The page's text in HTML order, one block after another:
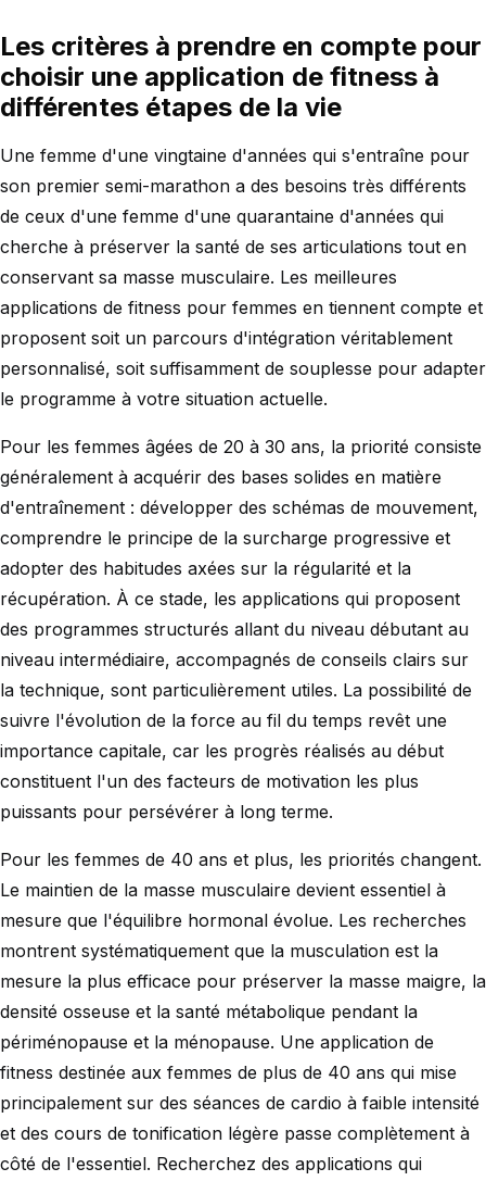
Les critères à prendre en compte pour
choisir une application de fitness à
différentes étapes de la vie
Une femme d'une vingtaine d'années qui s'entraîne pour
son premier semi-marathon a des besoins très différents
de ceux d'une femme d'une quarantaine d'années qui
cherche à préserver la santé de ses articulations tout en
conservant sa masse musculaire. Les meilleures
applications de fitness pour femmes en tiennent compte et
proposent soit un parcours d'intégration véritablement
personnalisé, soit suffisamment de souplesse pour adapter
le programme à votre situation actuelle.
Pour les femmes âgées de 20 à 30 ans, la priorité consiste
généralement à acquérir des bases solides en matière
d'entraînement : développer des schémas de mouvement,
comprendre le principe de la surcharge progressive et
adopter des habitudes axées sur la régularité et la
récupération. À ce stade, les applications qui proposent
des programmes structurés allant du niveau débutant au
niveau intermédiaire, accompagnés de conseils clairs sur
la technique, sont particulièrement utiles. La possibilité de
suivre l'évolution de la force au fil du temps revêt une
importance capitale, car les progrès réalisés au début
constituent l'un des facteurs de motivation les plus
puissants pour persévérer à long terme.
Pour les femmes de 40 ans et plus, les priorités changent.
Le maintien de la masse musculaire devient essentiel à
mesure que l'équilibre hormonal évolue. Les recherches
montrent systématiquement que la musculation est la
mesure la plus efficace pour préserver la masse maigre, la
densité osseuse et la santé métabolique pendant la
périménopause et la ménopause. Une application de
fitness destinée aux femmes de plus de 40 ans qui mise
principalement sur des séances de cardio à faible intensité
et des cours de tonification légère passe complètement à
côté de l'essentiel. Recherchez des applications qui